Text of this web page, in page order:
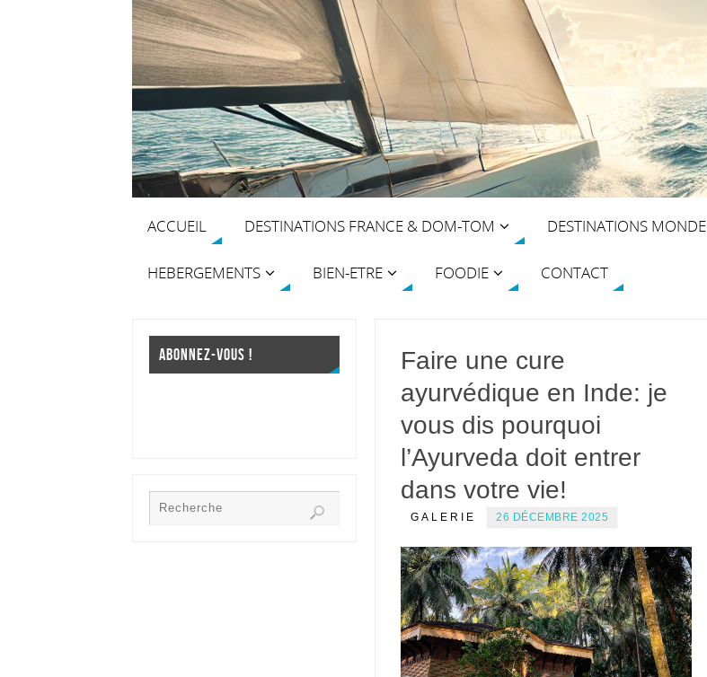
ACCUEIL DESTINATIONS FRANCE & DOM-TOM DESTINATIONS MONDE
HEBERGEMENTS BIEN-ETRE FOODIE CONTACT
Faire une cure
ayurvédique en Inde: je
vous dis pourquoi
l’Ayurveda doit entrer
dans votre vie!
GALERIE 26 DÉCEMBRE 2025
ABONNEZ-VOUS !